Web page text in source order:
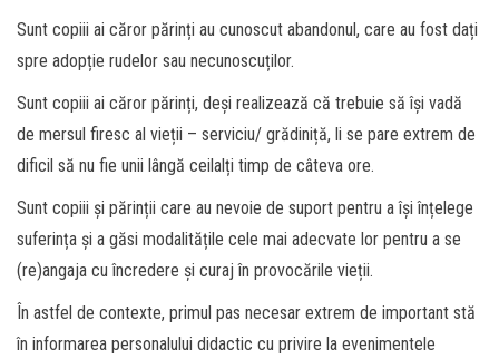
Sunt copiii ai căror părinți au cunoscut abandonul, care au fost dați
spre adopție rudelor sau necunoscuților.
Sunt copiii ai căror părinți, deși realizează că trebuie să își vadă
de mersul firesc al vieții – serviciu/ grădiniță, li se pare extrem de
dificil să nu fie unii lângă ceilalți timp de câteva ore.
Sunt copiii și părinții care au nevoie de suport pentru a își înțelege
suferința și a găsi modalitățile cele mai adecvate lor pentru a se
(re)angaja cu încredere și curaj în provocările vieții.
În astfel de contexte, primul pas necesar extrem de important stă
în informarea personalului didactic cu privire la evenimentele